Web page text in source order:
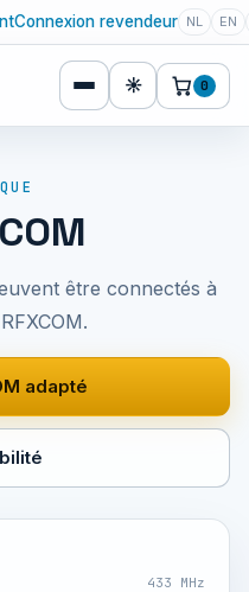
Connexion revendeur NL EN
☀ 0
être connectés à
adapté
433 MHz